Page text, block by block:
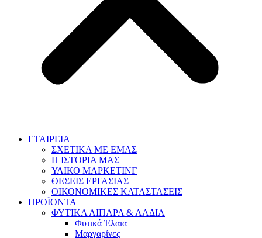
ΕΤΑΙΡΕΙΑ
ΣΧΕΤΙΚΑ ΜΕ ΕΜΑΣ
Η ΙΣΤΟΡΙΑ ΜΑΣ
ΥΛΙΚΟ ΜΑΡΚΕΤΙΝΓ
ΘΕΣΕΙΣ ΕΡΓΑΣΙΑΣ
ΟΙΚΟΝΟΜΙΚΕΣ ΚΑΤΑΣΤΑΣΕΙΣ
ΠΡΟΪΟΝΤΑ
ΦΥΤΙΚΑ ΛΙΠΑΡΑ & ΛΑΔΙΑ
Φυτικά Έλαια
Μαργαρίνες